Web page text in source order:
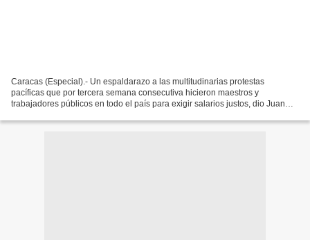
Caracas (Especial).- Un espaldarazo a las multitudinarias protestas
pacíficas que por tercera semana consecutiva hicieron maestros y
trabajadores públicos en todo el país para exigir salarios justos, dio Juan